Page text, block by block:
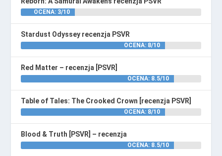
OCENA: 3/10
Stardust Odyssey recenzja PSVR
OCENA: 8/10
Red Matter – recenzja [PSVR]
OCENA: 8.5/10
Table of Tales: The Crooked Crown [recenzja PSVR]
OCENA: 8/10
Blood & Truth [PSVR] – recenzja
OCENA: 8.5/10